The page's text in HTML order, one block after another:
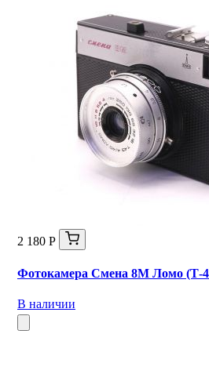
2 180 Р
Фотокамера Смена 8М Ломо (Т-
В наличии